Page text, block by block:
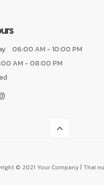
06:00 AM - 10:00 PM
AM - 08:00 PM
© 2021 Your Company | Thai